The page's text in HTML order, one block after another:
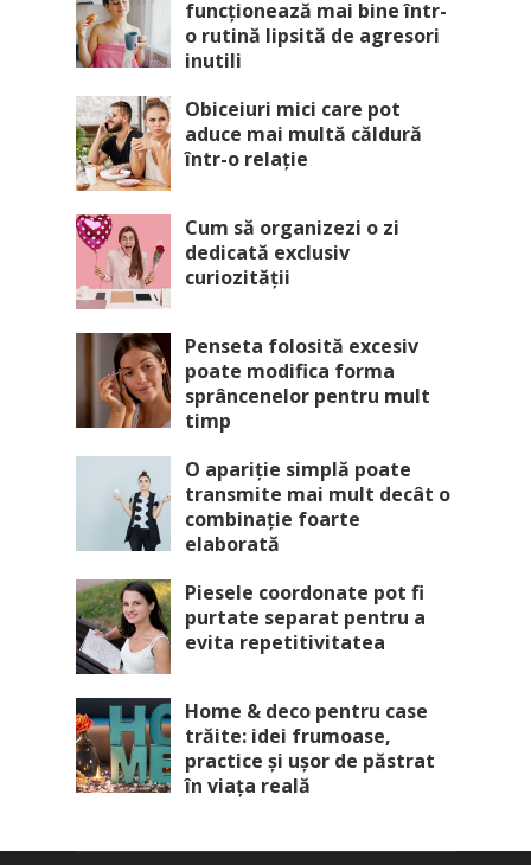
funcționează mai bine într-
o rutină lipsită de agresori
inutili
Obiceiuri mici care pot
aduce mai multă căldură
într-o relație
Cum să organizezi o zi
dedicată exclusiv
curiozității
Penseta folosită excesiv
poate modifica forma
sprâncenelor pentru mult
timp
O apariție simplă poate
transmite mai mult decât o
combinație foarte
elaborată
Piesele coordonate pot fi
purtate separat pentru a
evita repetitivitatea
Home & deco pentru case
trăite: idei frumoase,
practice și ușor de păstrat
în viața reală